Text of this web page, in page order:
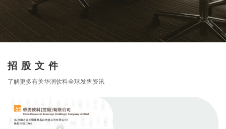
招股文件
了解更多有关华润饮料全球发售资讯